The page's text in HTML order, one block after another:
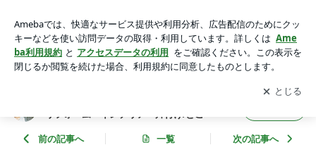
りでもラクに楽しむ家に変わる/リフォーム・インテリア・片
付け/とこ
アプリをダウンロードして ブログの更新通知
を受け取りまし
ょう。
開く
リフォーム・インテリア・片付け/とこ
前の記事へ 一覧 次の記事へ